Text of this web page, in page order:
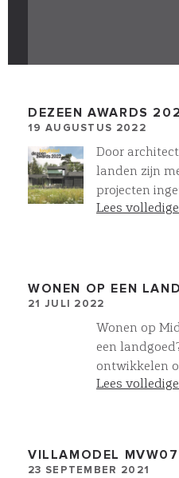
DEZEEN AWARDS
19 AUGUSTUS 2022
Door
landen zijn
projecten
staan nu 30
ingezonden,
resultaat. In
shortlist
benieuwd!
Lees
WONEN OP EEN
21 JULI 2022
Wonen op
een
ontwikkelen
Middachten in
Lees
VILLAMODEL
23 SEPTEMBER 2021